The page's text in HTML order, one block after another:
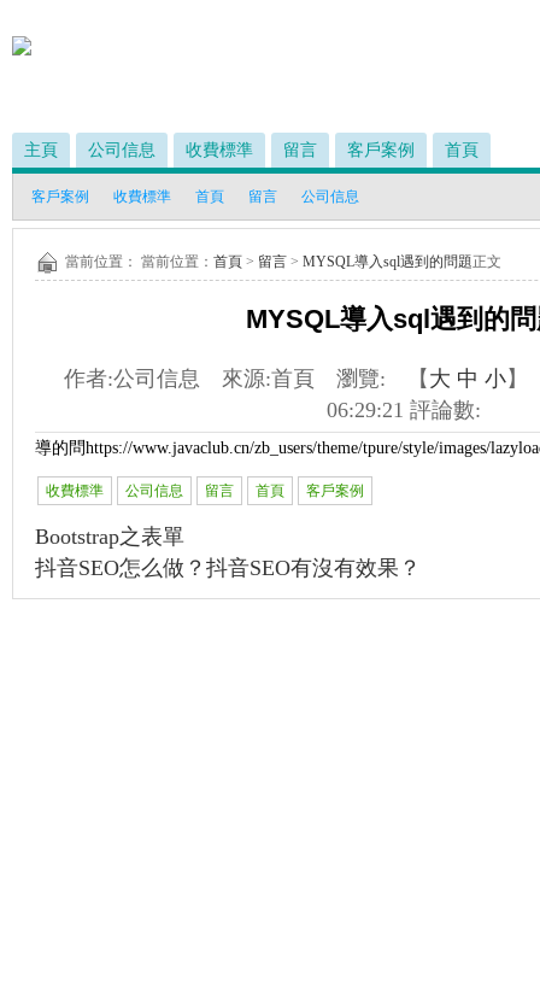
主頁 公司信息 收費標準 留言 客戶案例 首頁
客戶案例 收費標準 首頁 留言 公司信息
當前位置： 當前位置： 首頁 > 留言 > MYSQL導入sql遇到的問題正文
MYSQL導入sql遇到的
作者:公司信息 來源:首頁 瀏覽: 【 大 中 小】
06:29:21 評論數:
導的問https://www.javaclub.cn/zb_users/theme/tpure/style/images/
收費標準 公司信息 留言 首頁 客戶案例
Bootstrap之表單
抖音SEO怎么做？抖音SEO有沒有效果？